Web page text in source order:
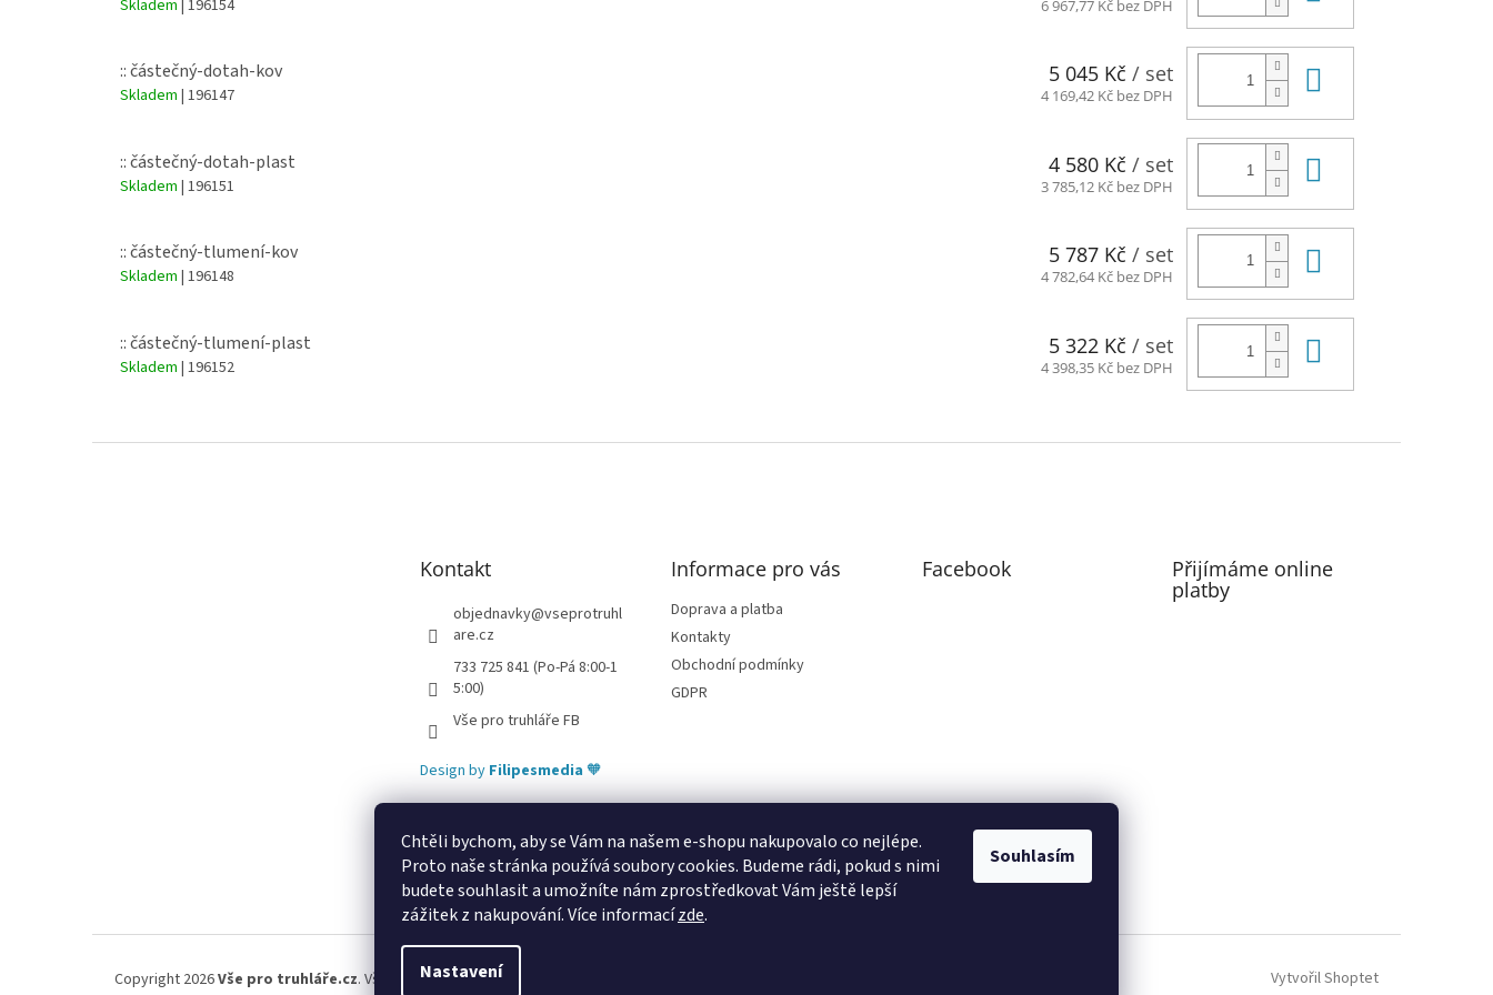
Chtěli bychom, aby se Vám na našem e-shopu nakupovalo co nejlépe.
Proto naše stránka používá soubory cookies. Budeme rádi, pokud s nimi
budete souhlasit a umožníte nám zprostředkovat Vám ještě lepší
zážitek z nakupování.Více informacízde.
Nastavení
Souhlasím
Skladem | 196154 6 967,77 Kč bez DPH
:: částečný-dotah-kov
Skladem | 196147
5 045 Kč / set
4 169,42 Kč bez DPH
:: částečný-dotah-plast
Skladem | 196151
4 580 Kč / set
3 785,12 Kč bez DPH
:: částečný-tlumení-kov
Skladem | 196148
5 787 Kč / set
4 782,64 Kč bez DPH
:: částečný-tlumení-plast
Skladem | 196152
5 322 Kč / set
4 398,35 Kč bez DPH
Kontakt
objednavky@vseprotruhl
are.cz
733 725 841 (Po-Pá 8:00-1
5:00)
Vše pro truhláře FB
Informace pro vás
Doprava a platba
Kontakty
Obchodní podmínky
GDPR
Facebook Přijímáme online
platby
Design by Filipesmedia🧡
Lekva nábytek ubytování pod Pálavou kování Tulip úchytky Gamet úchytky Siro Blum - perfecting motion
Vytvořil Shoptet
Copyright 2026Vše pro truhláře.cz. Všechna práva vyhrazena.